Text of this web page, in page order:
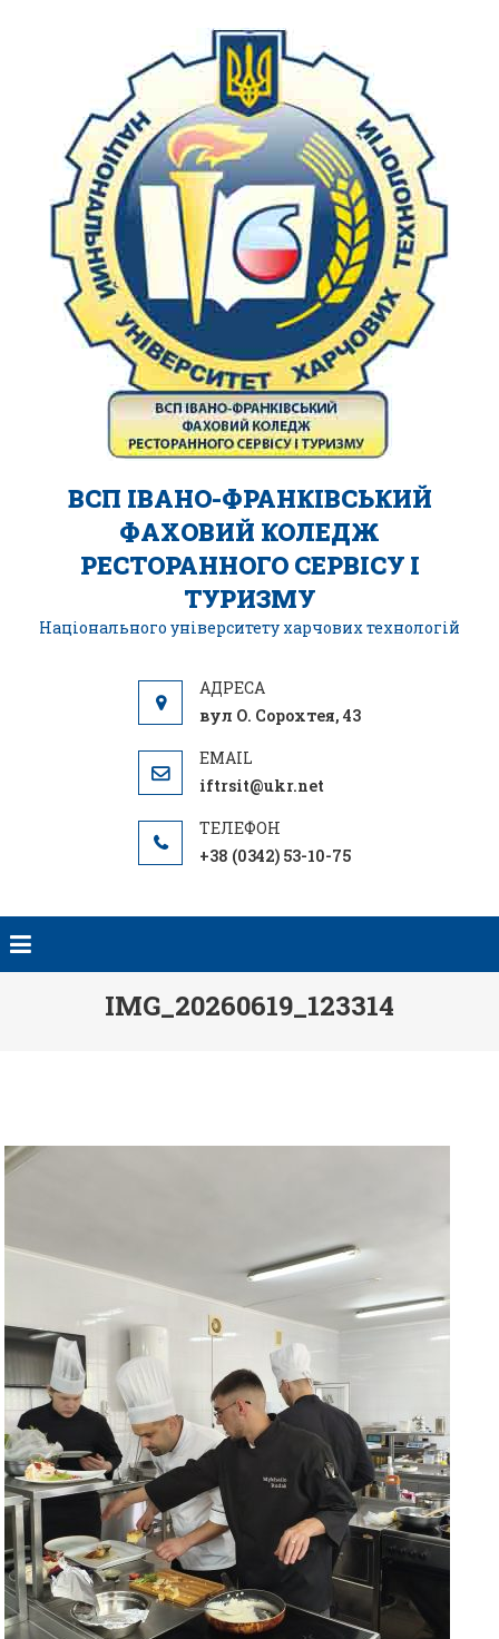
ВСП ІВАНО-ФРАНКІВСЬКИЙ
ФАХОВИЙ КОЛЕДЖ
РЕСТОРАННОГО СЕРВІСУ І
ТУРИЗМУ
Національного університету харчових технологій
вул О. Сорохтея, 43
iftrsit@ukr.net
+38 (0342) 53-10-75
IMG_20260619_123314